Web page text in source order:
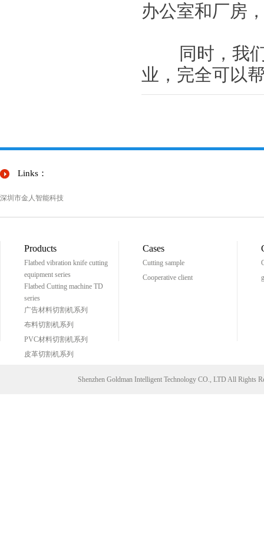
办公室和厂房
同时，我们
业，完全可以
Links：
深圳市金人智能科技
Products
Flatbed vibration knife cutting
equipment series
Flatbed Cutting machine TD
series
广告材料切割机系列
布料切割机系列
PVC材料切割机系列
皮革切割机系列
Cases
Cutting sample
Cooperative client
Shenzhen Goldman Intelligent Technology CO., LTD All Rights